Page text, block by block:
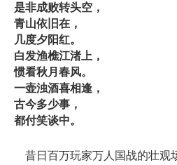
是非成败转头空，
青山依旧在，
几度夕阳红。
白发渔樵江渚上，
惯看秋月春风。
一壶浊酒喜相逢，
古今多少事，
都付笑谈中。
昔日百万玩家万人国战的壮观